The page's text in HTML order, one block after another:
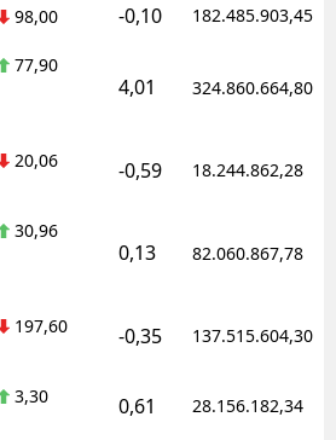
98,00 -0,10 182.485.903,45
77,90
4,01 324.860.664,80
20,06 -0,59 18.244.862,28
30,96
0,13 82.060.867,78
197,60 -0,35 137.515.604,30
3,30 0,61 28.156.182,34